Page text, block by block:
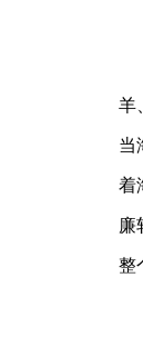
羊
当
着
廉
整